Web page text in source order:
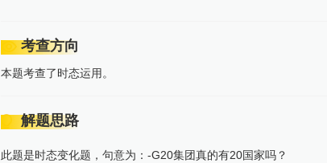
考查方向
本题考查了时态运用。
解题思路
此题是时态变化题，句意为：-G20集团真的有20国家吗？